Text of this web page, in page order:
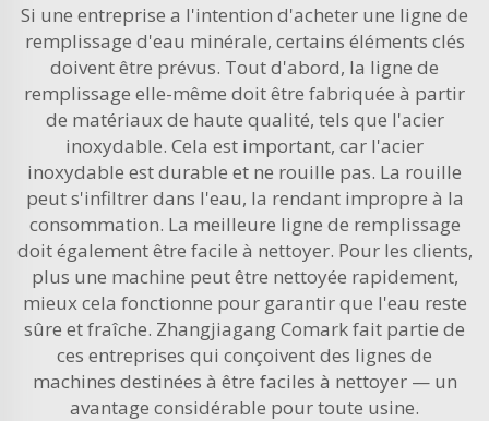
Si une entreprise a l'intention d'acheter une ligne de
remplissage d'eau minérale, certains éléments clés
doivent être prévus. Tout d'abord, la ligne de
remplissage elle-même doit être fabriquée à partir
de matériaux de haute qualité, tels que l'acier
inoxydable. Cela est important, car l'acier
inoxydable est durable et ne rouille pas. La rouille
peut s'infiltrer dans l'eau, la rendant impropre à la
consommation. La meilleure ligne de remplissage
doit également être facile à nettoyer. Pour les clients,
plus une machine peut être nettoyée rapidement,
mieux cela fonctionne pour garantir que l'eau reste
sûre et fraîche. Zhangjiagang Comark fait partie de
ces entreprises qui conçoivent des lignes de
machines destinées à être faciles à nettoyer — un
avantage considérable pour toute usine.